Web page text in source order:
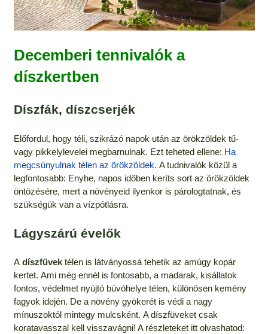
Decemberi tennivalók a
díszkertben
Díszfák, díszcserjék
Előfordul, hogy téli, szikrázó napok után az örökzöldek tű-
vagy pikkelylevelei megbarnulnak. Ezt teheted ellene: Ha
megcsúnyulnak télen az örökzöldek. A tudnivalók közül a
legfontosabb: Enyhe, napos időben keríts sort az örökzöldek
öntözésére, mert a növényeid ilyenkor is párologtatnak, és
szükségük van a vízpótlásra.
Lágyszárú évelők
A díszfüvektélen is látványossá tehetik az amúgy kopár
kertet. Ami még ennél is fontosabb, a madarak, kisállatok
fontos, védelmet nyújtó búvóhelye télen, különösen kemény
fagyok idején. De a növény gyökerét is védi a nagy
mínuszoktól mintegy mulcsként. A díszfüveket csak
koratavasszal kell visszavágni! A részleteket itt olvashatod: